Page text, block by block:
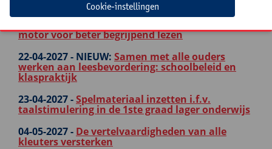
motor voor beter begrijpend lezen
22-04-2027 - NIEUW: Samen met alle ouders
werken aan leesbevordering: schoolbeleid en
klaspraktijk
23-04-2027 -Spelmateriaal inzetten i.f.v.
taalstimulering in de 1ste graad lager onderwijs
04-05-2027 - De vertelvaardigheden van alle
kleuters versterken
Cookie-instellingen